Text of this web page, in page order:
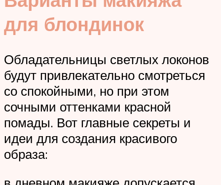
для блондинок
Обладательницы светлых локонов
будут привлекательно смотреться
со спокойными, но при этом
сочными оттенками красной
помады. Вот главные секреты и
идеи для создания красивого
образа: